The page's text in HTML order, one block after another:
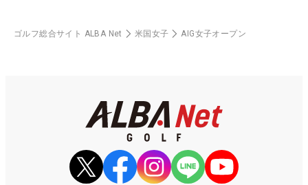
ゴルフ総合サイト ALBA Net 米国女子 AIG女子オープン